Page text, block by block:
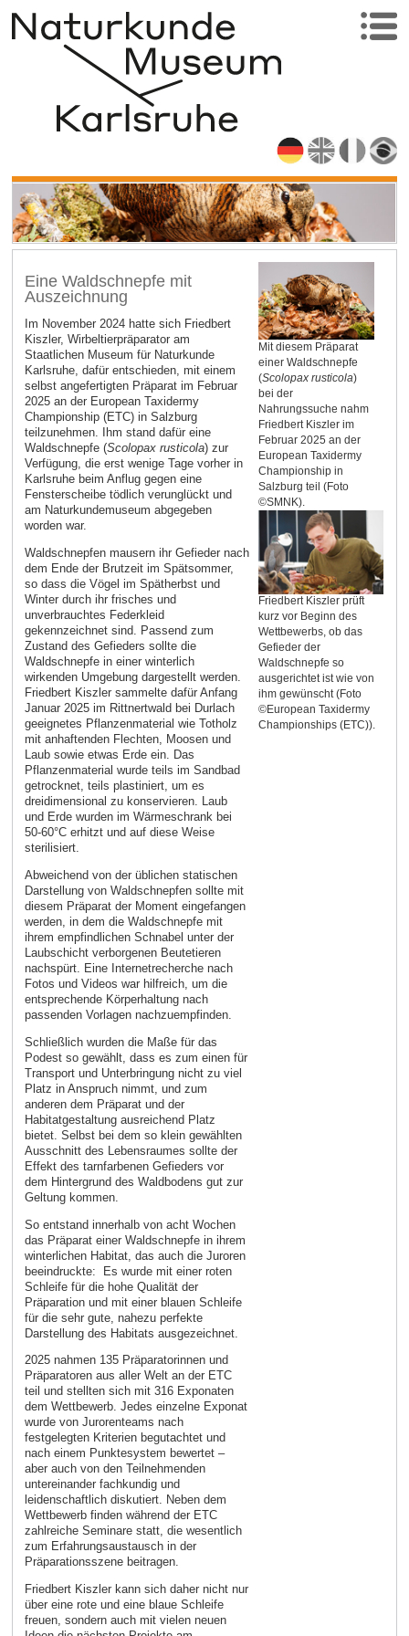
Mit diesem Präparat
einer Waldschnepfe
(Scolopax rusticola)
bei der
Nahrungssuche nahm
Friedbert Kiszler im
Februar 2025 an der
European Taxidermy
Championship in
Salzburg teil (Foto
©SMNK).
Friedbert Kiszler prüft
kurz vor Beginn des
Wettbewerbs, ob das
Gefieder der
Waldschnepfe so
ausgerichtet ist wie von
ihm gewünscht (Foto
©European Taxidermy
Championships (ETC)).
Eine Waldschnepfe mit
Auszeichnung
Im November 2024 hatte sich Friedbert
Kiszler, Wirbeltierpräparator am
Staatlichen Museum für Naturkunde
Karlsruhe, dafür entschieden, mit einem
selbst angefertigten Präparat im Februar
2025 an der European Taxidermy
Championship (ETC) in Salzburg
teilzunehmen. Ihm stand dafür eine
Waldschnepfe (Scolopax rusticola) zur
Verfügung, die erst wenige Tage vorher in
Karlsruhe beim Anflug gegen eine
Fensterscheibe tödlich verunglückt und
am Naturkundemuseum abgegeben
worden war.
Waldschnepfen mausern ihr Gefieder nach
dem Ende der Brutzeit im Spätsommer,
so dass die Vögel im Spätherbst und
Winter durch ihr frisches und
unverbrauchtes Federkleid
gekennzeichnet sind. Passend zum
Zustand des Gefieders sollte die
Waldschnepfe in einer winterlich
wirkenden Umgebung dargestellt werden.
Friedbert Kiszler sammelte dafür Anfang
Januar 2025 im Rittnertwald bei Durlach
geeignetes Pflanzenmaterial wie Totholz
mit anhaftenden Flechten, Moosen und
Laub sowie etwas Erde ein. Das
Pflanzenmaterial wurde teils im Sandbad
getrocknet, teils plastiniert, um es
dreidimensional zu konservieren. Laub
und Erde wurden im Wärmeschrank bei
50-60°C erhitzt und auf diese Weise
sterilisiert.
Abweichend von der üblichen statischen
Darstellung von Waldschnepfen sollte mit
diesem Präparat der Moment eingefangen
werden, in dem die Waldschnepfe mit
ihrem empfindlichen Schnabel unter der
Laubschicht verborgenen Beutetieren
nachspürt. Eine Internetrecherche nach
Fotos und Videos war hilfreich, um die
entsprechende Körperhaltung nach
passenden Vorlagen nachzuempfinden.
Schließlich wurden die Maße für das
Podest so gewählt, dass es zum einen für
Transport und Unterbringung nicht zu viel
Platz in Anspruch nimmt, und zum
anderen dem Präparat und der
Habitatgestaltung ausreichend Platz
bietet. Selbst bei dem so klein gewählten
Ausschnitt des Lebensraumes sollte der
Effekt des tarnfarbenen Gefieders vor
dem Hintergrund des Waldbodens gut zur
Geltung kommen.
So entstand innerhalb von acht Wochen
das Präparat einer Waldschnepfe in ihrem
winterlichen Habitat, das auch die Juroren
beeindruckte: Es wurde mit einer roten
Schleife für die hohe Qualität der
Präparation und mit einer blauen Schleife
für die sehr gute, nahezu perfekte
Darstellung des Habitats ausgezeichnet.
2025 nahmen 135 Präparatorinnen und
Präparatoren aus aller Welt an der ETC
teil und stellten sich mit 316 Exponaten
dem Wettbewerb. Jedes einzelne Exponat
wurde von Jurorenteams nach
festgelegten Kriterien begutachtet und
nach einem Punktesystem bewertet –
aber auch von den Teilnehmenden
untereinander fachkundig und
leidenschaftlich diskutiert. Neben dem
Wettbewerb finden während der ETC
zahlreiche Seminare statt, die wesentlich
zum Erfahrungsaustausch in der
Präparationsszene beitragen.
Friedbert Kiszler kann sich daher nicht nur
über eine rote und eine blaue Schleife
freuen, sondern auch mit vielen neuen